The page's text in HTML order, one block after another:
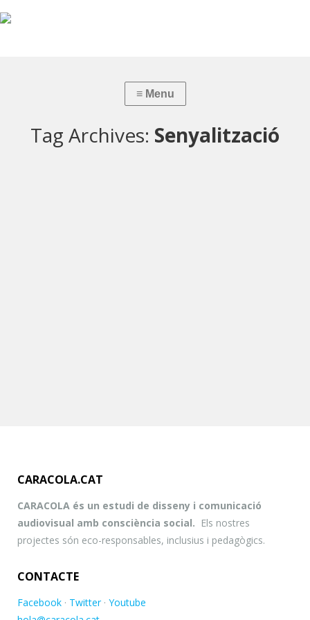
Tag Archives: Senyalització
Refugi de Fauna Salvatge El Solà
SENYALITZACIÓ · Fundació Espai Natura i Joventut…
CARACOLA.CAT
CARACOLA és un estudi de disseny i comunicació
audiovisual amb consciència social. Els nostres
projectes són eco-responsables, inclusius i pedagògics.
CONTACTE
Facebook · Twitter· Youtube